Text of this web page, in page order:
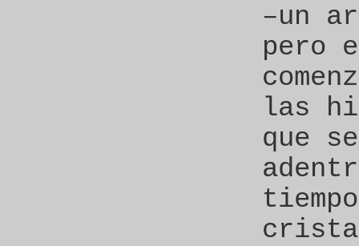
–un
pero
las
que